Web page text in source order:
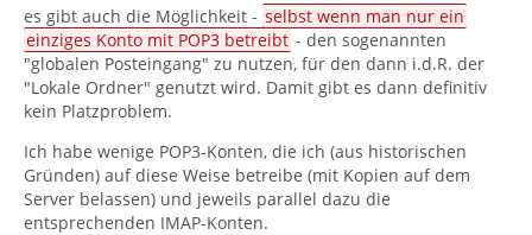
es gibt auch die Möglichkeit - selbst wenn man nur ein
einziges Konto mit POP3 betreibt - den sogenannten
"globalen Posteingang" zu nutzen, für den dann i.d.R. der
"Lokale Ordner" genutzt wird. Damit gibt es dann definitiv
kein Platzproblem.
Ich habe wenige POP3-Konten, die ich (aus historischen
Gründen) auf diese Weise betreibe (mit Kopien auf dem
Server belassen) und jeweils parallel dazu die
entsprechenden IMAP-Konten.